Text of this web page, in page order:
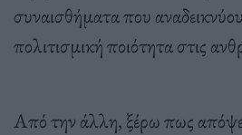
συναισθήματα που
πολιτισμική ποιότητα στις
Από την άλλη, ξέρω πως